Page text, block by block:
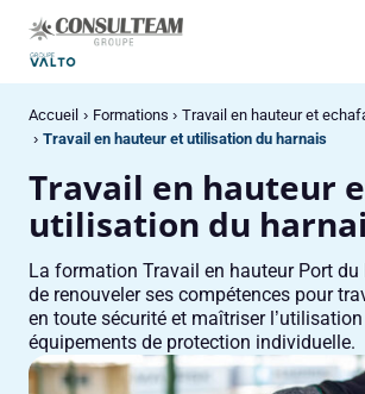
Accueil Formations
Travail en hauteur et
Travail en hauteur et utilisation du harnais
Travail en hauteur
utilisation du
La formation Travail en hauteur Port
de renouveler ses compétences pour
en toute sécurité et maîtriser
équipements de protection individuelle.
Panneau de gestion des cookies